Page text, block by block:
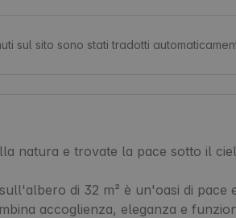
sul sito sono stati tradotti
natura e trovate la pace sotto il
di 32 m² è un'oasi di pace
accoglienza, eleganza e